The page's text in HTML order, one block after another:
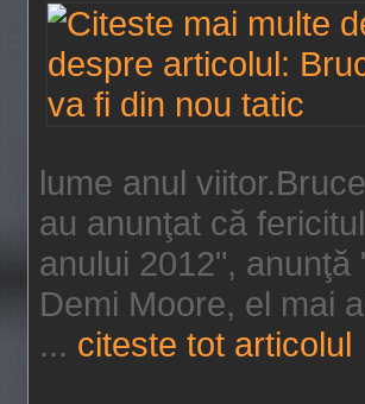
lume anul
au anunţat că
anului 2012",
Demi Moore, el mai
... citeste tot articolul